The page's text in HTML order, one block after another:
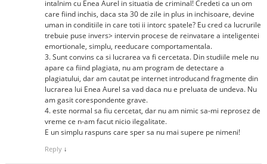
intalnim cu Enea Aurel in situatia de criminal! Credeti ca un om
care fiind inchis, daca sta 30 de zile in plus in inchisoare, devine
uman in conditiile in care toti ii intorc spatele? Eu cred ca lucrurile
trebuie puse invers> intervin procese de reinvatare a inteligentei
emortionale, simplu, reeducare comportamentala.
3. Sunt convins ca si lucrarea va fi cercetata. Din studiile mele nu
apare ca fiind plagiata, nu am program de detectare a
plagiatului, dar am cautat pe internet introducand fragmente din
lucrarea lui Enea Aurel sa vad daca nu e preluata de undeva. Nu
am gasit corespondente grave.
4. este normal sa fiu cercetat, dar nu am nimic sa-mi reprosez de
vreme ce n-am facut nicio ilegalitate.
E un simplu raspuns care sper sa nu mai supere pe nimeni!
Reply ↓